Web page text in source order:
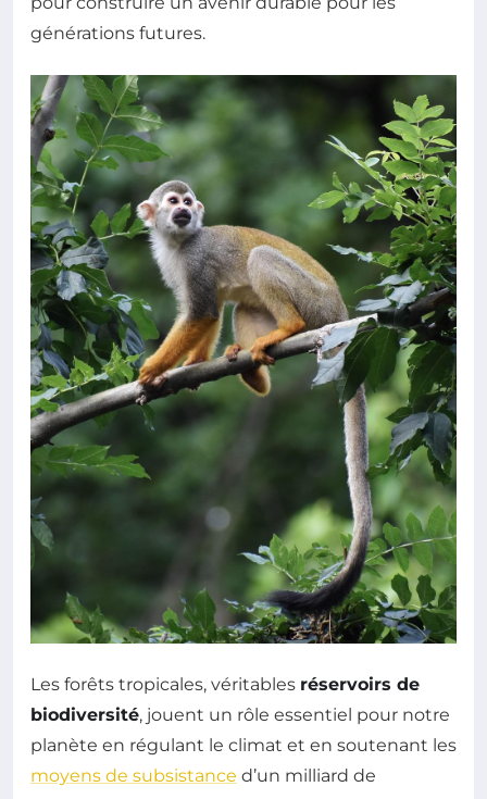
générations futures.
Les forêts tropicales, véritables réservoirs de
biodiversité, jouent un rôle essentiel pour notre
planète en régulant le climat et en soutenant les
moyens de subsistance d’un milliard de